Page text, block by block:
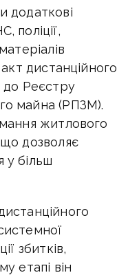
додаткові
поліції,
дистанційного
до Реєстру
майна (РПЗМ).
житлового
дозволяє
у більш
збитків,
етапі він